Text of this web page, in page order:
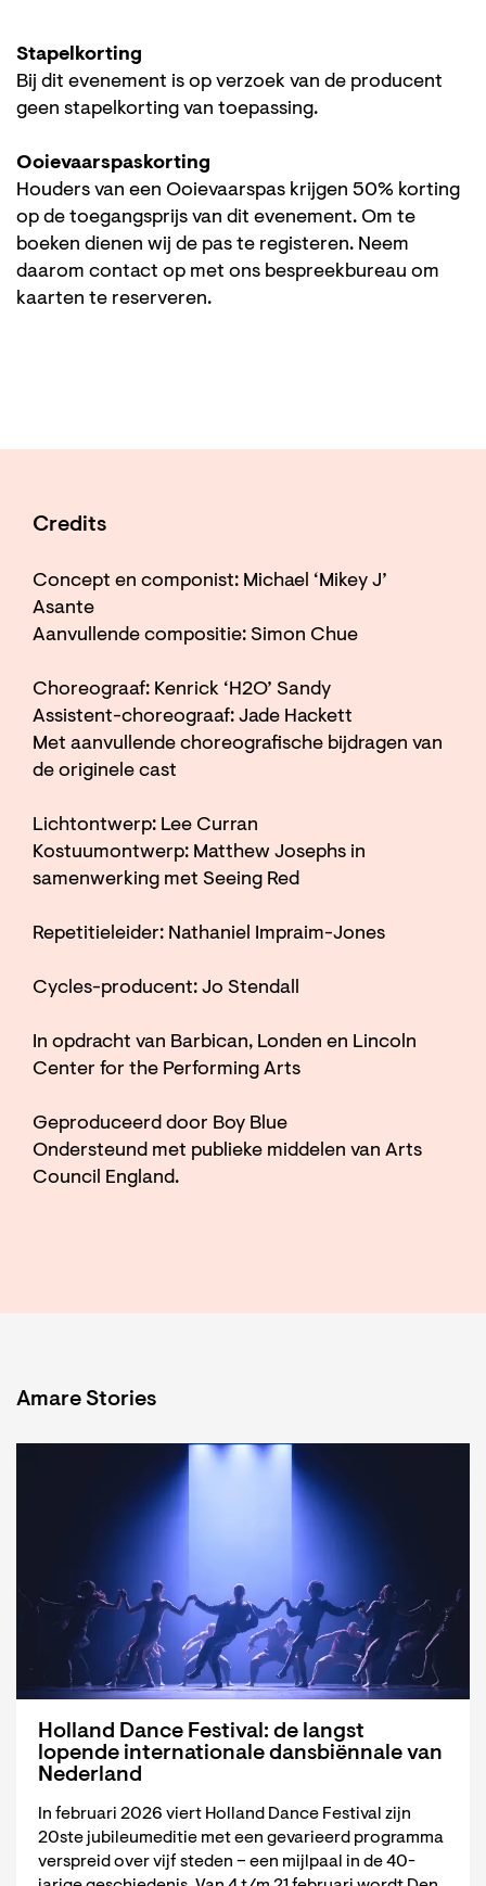
Stapelkorting
Bij dit evenement is op verzoek van de producent
geen stapelkorting van toepassing.
Ooievaarspaskorting
Houders van een Ooievaarspas krijgen 50% korting
op de toegangsprijs van dit evenement. Om te
boeken dienen wij de pas te registeren. Neem
daarom contact op met ons bespreekbureau om
kaarten te reserveren.
Credits
Concept en componist: Michael ‘Mikey J’
Asante
Aanvullende compositie: Simon Chue
Choreograaf: Kenrick ‘H2O’ Sandy
Assistent-choreograaf: Jade Hackett
Met aanvullende choreografische bijdragen van
de originele cast
Lichtontwerp: Lee Curran
Kostuumontwerp: Matthew Josephs in
samenwerking met Seeing Red
Repetitieleider: Nathaniel Impraim-Jones
Cycles-producent: Jo Stendall
In opdracht van Barbican, Londen en Lincoln
Center for the Performing Arts
Geproduceerd door Boy Blue
Ondersteund met publieke middelen van Arts
Council England.
Amare Stories
Holland Dance Festival: de langst
lopende internationale dansbiënnale van
Nederland
In februari 2026 viert Holland Dance Festival zijn
20ste jubileumeditie met een gevarieerd programma
verspreid over vijf steden – een mijlpaal in de 40-